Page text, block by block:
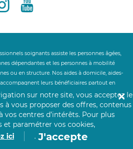
soignants assiste les personnes âgées,
dépendantes et les personnes à mobilité
ou en structure. Nos aides à domicile, aides-
leurs bénéficiaires partout en
de la vie quotidienne. Un besoin de
de vie proposent leurs services d'aide à la
aide au lever, aide au coucher, aide
à l'habillage, préparation des repas, aide à la
garde de nuit à la personne aidée. Notre service
le maintien à domicile et le retour à domicile
sur notre site, vous acceptez le
à vous proposer des offres, contenus
vos centres d’intérêts. Pour plus
et paramétrer vos cookies,
ici
. J'accepte
✕